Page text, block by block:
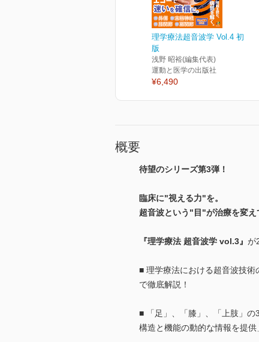
理学療法超音波学 Vol.4 初
版
浅野 昭裕(編集代表)
運動と医学の出版社
¥6,490
概要
待望のシリーズ第3弾！
臨床に"視える力"を。
超音波という"目"が治療を変え
『理学療法 超音波学 vol.3』 が
■ 理学療法における超音波技
で徹底解説！
■ 「足」、「膝」、「上肢」
構造と機能の動的な情報を提供